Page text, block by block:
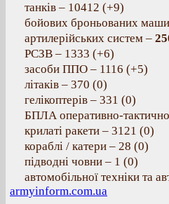
танків ‒ 10412 (+9)
бойових броньованих
артилерійських систем ‒
РСЗВ ‒ 1333 (+6)
засоби ППО ‒ 1116 (+5)
літаків ‒ 370 (0)
гелікоптерів ‒ 331 (0)
БПЛА оперативно-
крилаті ракети ‒ 3121 (0)
кораблі / катери ‒ 28 (0)
підводні човни ‒ 1 (0)
автомобільної техніки та
armyinform.com.ua